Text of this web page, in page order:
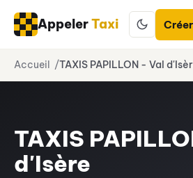
Aller
AppelerTaxi
Accueil TAXIS PAPILLON - Val
TAXIS
d'Isère